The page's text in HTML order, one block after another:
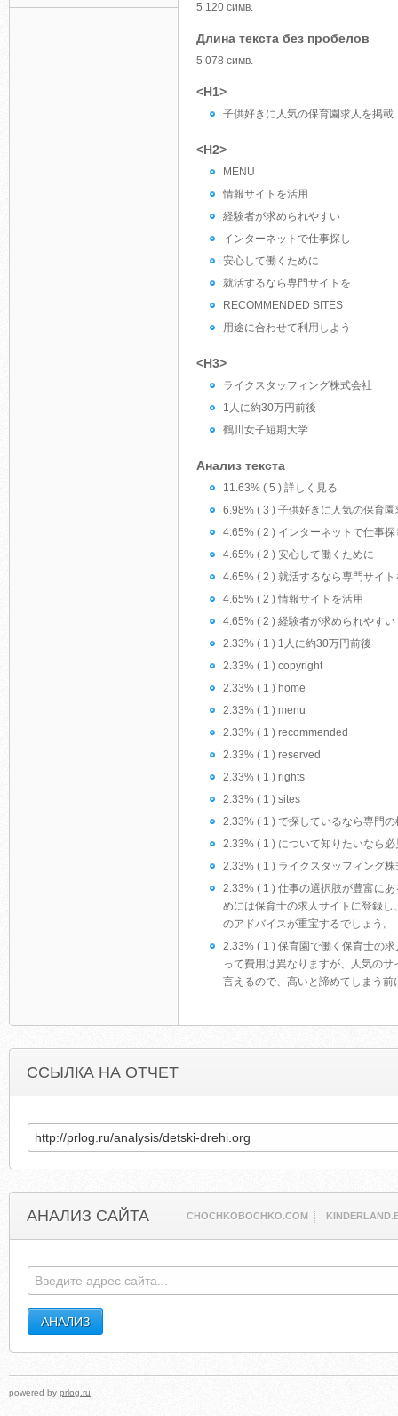
5 120 симв.
Длина текста без пробелов
5 078 симв.
<H1>
子供好きに人気の保育園求人を掲
<H2>
MENU
情報サイトを活用
経験者が求められやすい
インターネットで仕事探し
安心して働くために
就活するなら専門サイトを
RECOMMENDED SITES
用途に合わせて利用しよう
<H3>
ライクスタッフィング株式会社
1人に約30万円前後
鶴川女子短期大学
Анализ текста
11.63% ( 5 ) 詳しく見る
6.98% ( 3 ) 子供好きに人気の保育
4.65% ( 2 ) インターネットで仕事探
4.65% ( 2 ) 安心して働くために
4.65% ( 2 ) 就活するなら専門サイト
4.65% ( 2 ) 情報サイトを活用
4.65% ( 2 ) 経験者が求められやすい
2.33% ( 1 ) 1人に約30万円前後
2.33% ( 1 ) copyright
2.33% ( 1 ) home
2.33% ( 1 ) menu
2.33% ( 1 ) recommended
2.33% ( 1 ) reserved
2.33% ( 1 ) rights
2.33% ( 1 ) sites
2.33% ( 1 ) で探しているなら専門
2.33% ( 1 ) について知りたいなら
2.33% ( 1 ) ライクスタッフィング株
2.33% ( 1 ) 仕事の選択肢が豊富に
めには保育士の求人サイトに登録
のアドバイスが重宝するでしょう。
2.33% ( 1 ) 保育園で働く保育士の
って費用は異なりますが、人気の
言えるので、高いと諦めてしまう
ССЫЛКА НА ОТЧЕТ
АНАЛИЗ САЙТА CHOCHKOBOCHKO.COM
powered by prlog.ru